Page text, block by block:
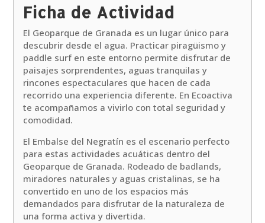
Ficha de Actividad
El Geoparque de Granada es un lugar único para
descubrir desde el agua. Practicar piragüismo y
paddle surf en este entorno permite disfrutar de
paisajes sorprendentes, aguas tranquilas y
rincones espectaculares que hacen de cada
recorrido una experiencia diferente. En Ecoactiva
te acompañamos a vivirlo con total seguridad y
comodidad.
El Embalse del Negratín es el escenario perfecto
para estas actividades acuáticas dentro del
Geoparque de Granada. Rodeado de badlands,
miradores naturales y aguas cristalinas, se ha
convertido en uno de los espacios más
demandados para disfrutar de la naturaleza de
una forma activa y divertida.